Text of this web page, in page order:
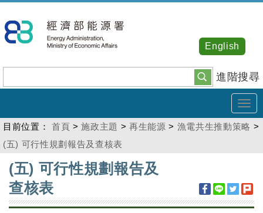
到
主
內
容
進階搜尋
English
目前位置： 首頁 >施政主題 >再生能源 > 漁電共生推動策略 >
(五) 可行性規劃報告及查核表
:::
(五) 可行性規劃報告及
查核表